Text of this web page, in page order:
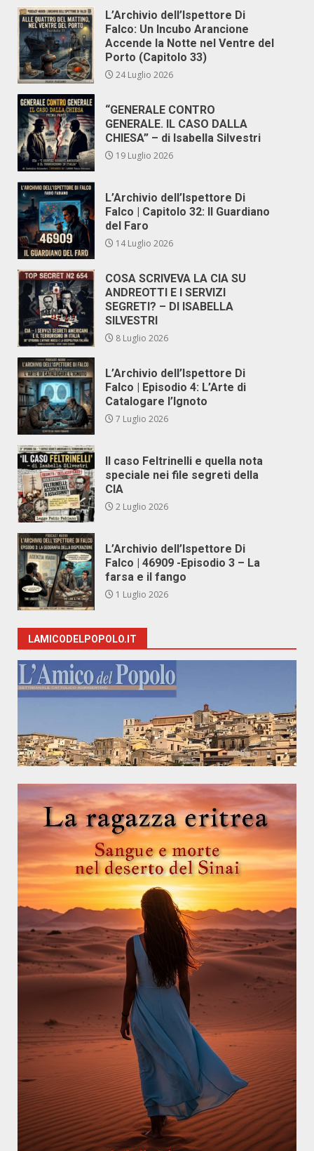
L’Archivio dell’Ispettore Di
Falco: Un Incubo Arancione
Accende la Notte nel Ventre del
Porto (Capitolo 33)
24 Luglio 2026
“GENERALE CONTRO
GENERALE. IL CASO DALLA
CHIESA” – di Isabella Silvestri
19 Luglio 2026
L’Archivio dell’Ispettore Di
Falco | Capitolo 32: Il Guardiano
del Faro
14 Luglio 2026
COSA SCRIVEVA LA CIA SU
ANDREOTTI E I SERVIZI
SEGRETI? – DI ISABELLA
SILVESTRI
8 Luglio 2026
L’Archivio dell’Ispettore Di
Falco | Episodio 4: L’Arte di
Catalogare l’Ignoto
7 Luglio 2026
Il caso Feltrinelli e quella nota
speciale nei file segreti della
CIA
2 Luglio 2026
L’Archivio dell’Ispettore Di
Falco | 46909 -Episodio 3 – La
farsa e il fango
1 Luglio 2026
LAMICODELPOPOLO.IT